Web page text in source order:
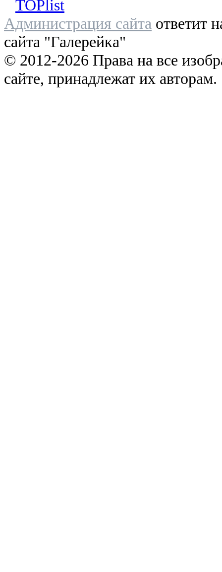
Администрация сайта ответит
сайта "Галерейка"
© 2012-2026 Права на все
сайте, принадлежат их авторам.